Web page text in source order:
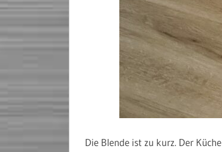
Die Blende ist zu kurz. Der